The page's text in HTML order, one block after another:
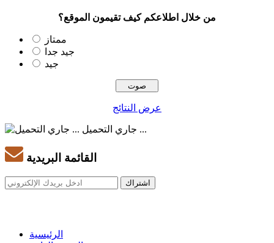
من خلال اطلاعكم كيف تقيمون الموقع؟
ممتاز
جيد جدا
جيد
عرض النتائج
جاري التحميل ...
القائمة البريدية
الرئيسية